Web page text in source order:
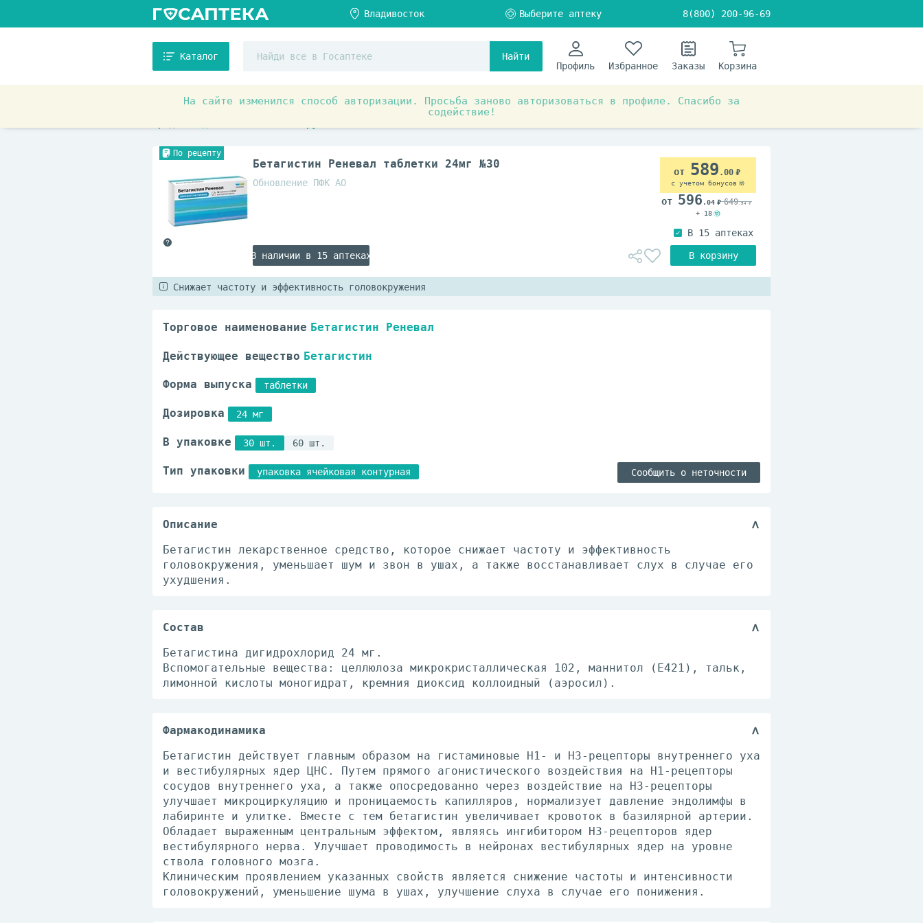
8(800) 200-96-69
Каталог
Найти
Профиль
Избранное Заказы Корзина
На сайте изменился способ авторизации. Просьба заново авторизоваться в профиле. Спасибо за
содействие!
Препараты при заболеваниях органов и систем
По рецепту
Бетагистин Реневал таблетки 24мг №30
Обновление ПФК АО
В наличии в 15 аптеках
589 .00
с учетом бонусов
596 .04 649.54
+ 18
Снижает частоту и эффективность головокружения
Торговое наименование Бетагистин Реневал
Действующее вещество Бетагистин
Форма выпуска таблетки
Дозировка 24 мг
В упаковке 30 шт. 60 шт.
Тип упаковки упаковка ячейковая контурная Сообщить о неточности
Описание
Бетагистин лекарственное средство, которое снижает частоту и эффективность
головокружения, уменьшает шум и звон в ушах, а также восстанавливает слух в случае его
ухудшения.
Состав
Бетагистина дигидрохлорид 24 мг.
Вспомогательные вещества: целлюлоза микрокристаллическая 102, маннитол (Е421), тальк,
лимонной кислоты моногидрат, кремния диоксид коллоидный (аэросил).
Фармакодинамика
Бетагистин действует главным образом на гистаминовые H1- и H3-рецепторы внутреннего уха
и вестибулярных ядер ЦНС. Путем прямого агонистического воздействия на H1-рецепторы
сосудов внутреннего уха, а также опосредованно через воздействие на H3-рецепторы
улучшает микроциркуляцию и проницаемость капилляров, нормализует давление эндолимфы в
лабиринте и улитке. Вместе с тем бетагистин увеличивает кровоток в базилярной артерии.
Обладает выраженным центральным эффектом, являясь ингибитором H3-рецепторов ядер
вестибулярного нерва. Улучшает проводимость в нейронах вестибулярных ядер на уровне
ствола головного мозга.
Клиническим проявлением указанных свойств является снижение частоты и интенсивности
головокружений, уменьшение шума в ушах, улучшение слуха в случае его понижения.